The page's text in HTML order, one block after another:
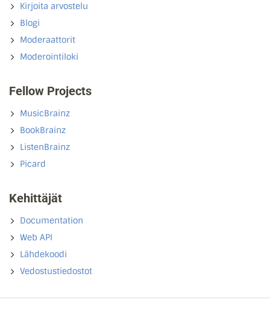
Kirjoita arvostelu
Blogi
Moderaattorit
Moderointiloki
Fellow Projects
MusicBrainz
BookBrainz
ListenBrainz
Picard
Kehittäjät
Documentation
Web API
Lähdekoodi
Vedostustiedostot